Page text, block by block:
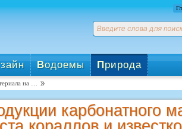
Водоемы Природа
на …
карбонатного